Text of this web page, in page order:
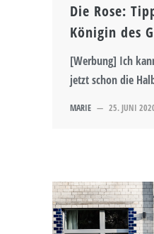
Die Rose:
Königin des
[Werbung] Ich
jetzt schon die
MARIE — 25. JUNI